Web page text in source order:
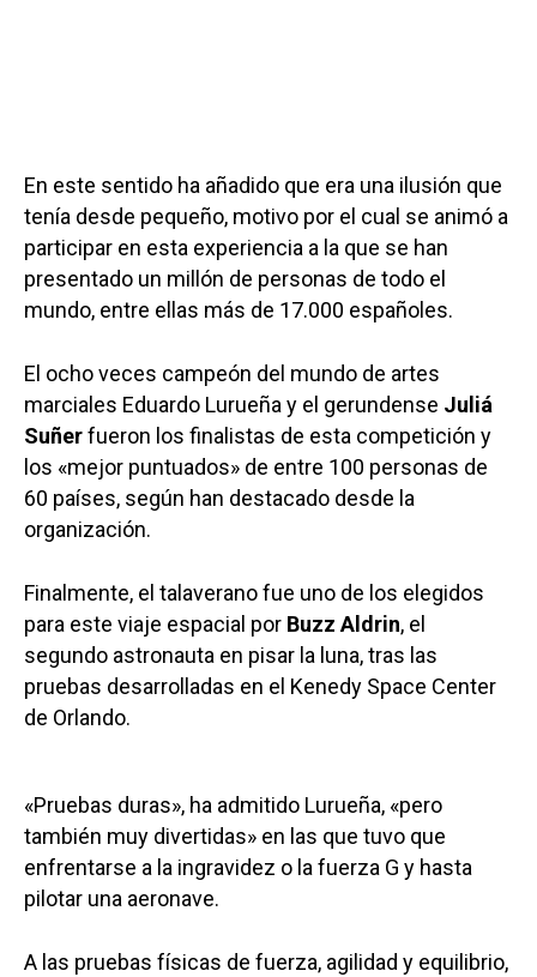
En este sentido ha añadido que era una ilusión que
tenía desde pequeño, motivo por el cual se animó a
participar en esta experiencia a la que se han
presentado un millón de personas de todo el
mundo, entre ellas más de 17.000 españoles.
El ocho veces campeón del mundo de artes
marciales Eduardo Lurueña y el gerundense Juliá
Suñerfueron los finalistas de esta competición y
los «mejor puntuados» de entre 100 personas de
60 países, según han destacado desde la
organización.
Finalmente, el talaverano fue uno de los elegidos
para este viaje espacial por Buzz Aldrin, el
segundo astronauta en pisar la luna, tras las
pruebas desarrolladas en el Kenedy Space Center
de Orlando.
«Pruebas duras», ha admitido Lurueña, «pero
también muy divertidas» en las que tuvo que
enfrentarse a la ingravidez o la fuerza G y hasta
pilotar una aeronave.
A las pruebas físicas de fuerza, agilidad y equilibrio,